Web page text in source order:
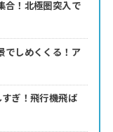
合！北極圏突入で
でしめくくる！ア
ぎ！飛行機飛ば